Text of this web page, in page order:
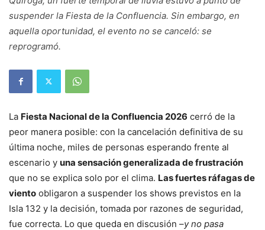
suspender la Fiesta de la Confluencia. Sin embargo, en
aquella oportunidad, el evento no se canceló: se
reprogramó.
La Fiesta Nacional de la Confluencia 2026 cerró de la
peor manera posible: con la cancelación definitiva de su
última noche, miles de personas esperando frente al
escenario y una sensación generalizada de frustración
que no se explica solo por el clima. Las fuertes ráfagas de
viento obligaron a suspender los shows previstos en la
Isla 132 y la decisión, tomada por razones de seguridad,
fue correcta. Lo que queda en discusión –y no pasa